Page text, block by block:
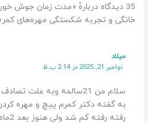
35 دیدگاه دربارهٔ «مدت زمان جوش
خانگی و تجربه شکستگی مهره‌های
میلاد
نوامبر 21, 2025 در 2:14 ب.ظ
سلام من 21سالمه وبه علت تصادف مهر 4کمرم شکست
به گفته دکتر کمرم پیچ و مهره
رفته رفته کم شد ولی هنوز بعد 2ماه کمی درد دارم